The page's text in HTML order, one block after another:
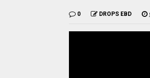
0 DROPS EBD